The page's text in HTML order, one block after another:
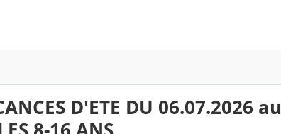
D'ETE DU 06.07.2026 au